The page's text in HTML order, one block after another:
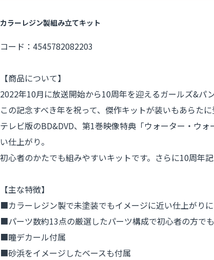
カラーレジン製組み立てキット
コード：4545782082203
【商品について】
2022年10月に放送開始から10周年を迎えるガールズ&パン
この記念すべき年を祝って、傑作キットが装いもあらた
テレビ版のBD&DVD、第1巻映像特典「ウォーター・ウ
い仕上がり。
初心者のかたでも組みやすいキットです。さらに10周年
【主な特徴】
■カラーレジン製で未塗装でもイメージに近い仕上がりに
■パーツ数約13点の厳選したパーツ構成で初心者の方で
■瞳デカール付属
■砂浜をイメージしたベースも付属